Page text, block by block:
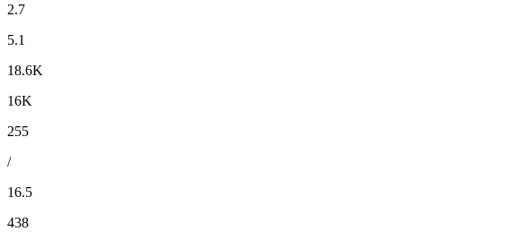
2.7
5.1
18.6K
16K
255
/
16.5
438